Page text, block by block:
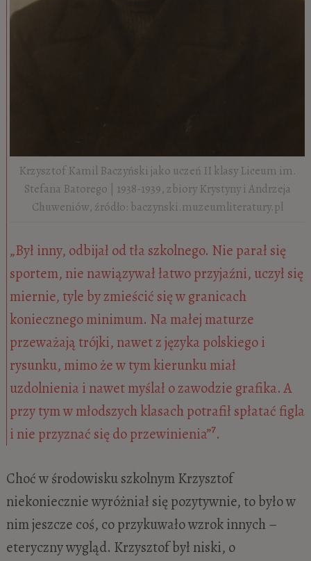
Krzysztof Kamil Baczyński jako uczeń II klasy Liceum im.
Stefana Batorego | 1938-1939, zbiory Krystyny i Andrzeja
Chuweniów, źródło: baczynski.muzeumliteratury.pl
„Był inny, odbijał od tła szkolnego. Nie parał się
sportem, nie nawiązywał łatwo przyjaźni, uczył się
miernie, tyle by zmieścić się w granicach
koniecznego minimum. Na małej maturze
przeważają trójki, nawet z języka polskiego i
rysunku, mimo że w tym kierunku miał
uzdolnienia i nawet myślał o zawodzie grafika. A
przy tym w młodszych klasach potrafił spłatać figla
i nie przyznać się do przewinienia”7.
Choć w środowisku szkolnym Krzysztof
niekoniecznie wyróżniał się pozytywnie, to było w
nim jeszcze coś, co przykuwało wzrok innych –
eteryczny wygląd. Krzysztof był niski, o